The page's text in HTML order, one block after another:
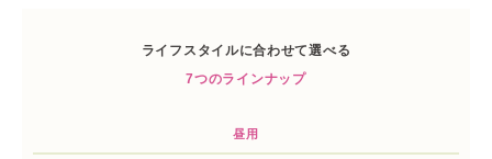
ライフスタイルに合わせて選べる
7つのラインナップ
昼用